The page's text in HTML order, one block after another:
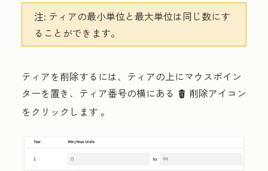
注: ティアの最小単位と最大単位は同じ数にす
ることができます。
ティアを削除するには、ティアの上にマウスポイン
ターを置き、ティア番号の横にある delete 削除アイコン
をクリックします 。